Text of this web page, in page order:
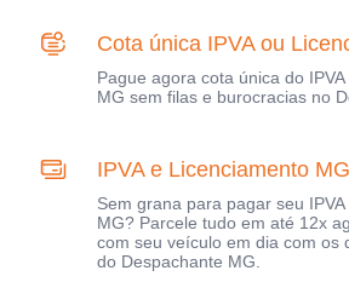
Cota única IPVA ou
Pague agora cota única do
MG sem filas e burocracias no
IPVA e Licenciamento
Sem grana para pagar seu
MG? Parcele tudo em até 12x
com seu veículo em dia com os
do Despachante MG.